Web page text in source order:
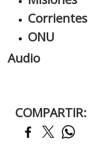
Corrientes
ONU
Audio
COMPARTIR: